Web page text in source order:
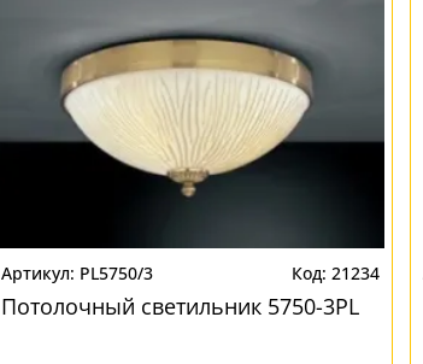
PL5750/3 21234
Потолочный светильник 5750-3PL